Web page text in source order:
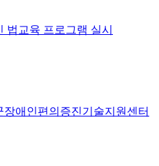
법교육 프로그램 실시
장애인편의증진기술지원센터